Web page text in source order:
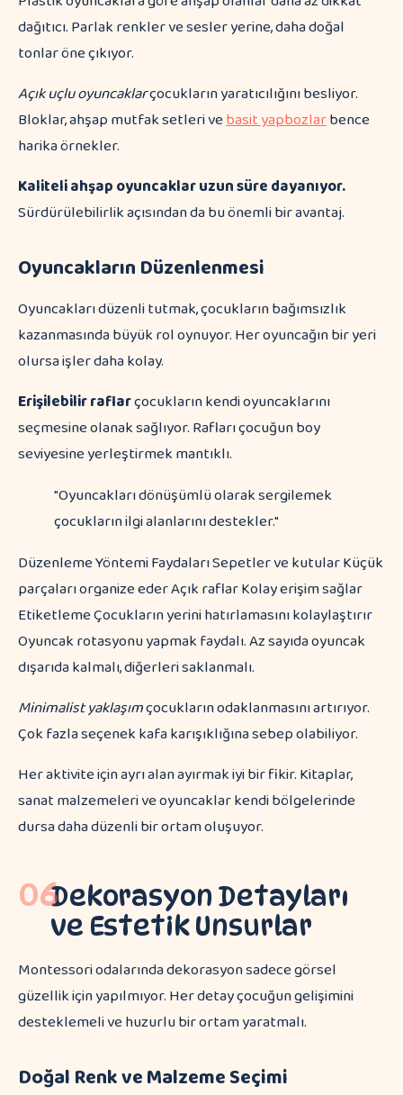
dağıtıcı. Parlak renkler ve sesler yerine, daha doğal
tonlar öne çıkıyor.
Açık uçlu oyuncaklarçocukların yaratıcılığını besliyor.
Bloklar, ahşap mutfak setleri vebasit yapbozlarbence
harika örnekler.
Kaliteli ahşap oyuncaklar uzun süre dayanıyor.
Sürdürülebilirlik açısından da bu önemli bir avantaj.
Oyuncakların Düzenlenmesi
Oyuncakları düzenli tutmak, çocukların bağımsızlık
kazanmasında büyük rol oynuyor. Her oyuncağın bir yeri
olursa işler daha kolay.
Erişilebilir raflarçocukların kendi oyuncaklarını
seçmesine olanak sağlıyor. Rafları çocuğun boy
seviyesine yerleştirmek mantıklı.
"Oyuncakları dönüşümlü olarak sergilemek
çocukların ilgi alanlarını destekler."
Düzenleme Yöntemi Faydaları Sepetler ve kutular Küçük
parçaları organize eder Açık raflar Kolay erişim sağlar
Etiketleme Çocukların yerini hatırlamasını kolaylaştırır
Oyuncak rotasyonu yapmak faydalı. Az sayıda oyuncak
dışarıda kalmalı, diğerleri saklanmalı.
Minimalist yaklaşımçocukların odaklanmasını artırıyor.
Çok fazla seçenek kafa karışıklığına sebep olabiliyor.
Her aktivite için ayrı alan ayırmak iyi bir fikir. Kitaplar,
sanat malzemeleri ve oyuncaklar kendi bölgelerinde
dursa daha düzenli bir ortam oluşuyor.
06Dekorasyon Detayları
ve Estetik Unsurlar
Montessori odalarında dekorasyon sadece görsel
güzellik için yapılmıyor. Her detay çocuğun gelişimini
desteklemeli ve huzurlu bir ortam yaratmalı.
Doğal Renk ve Malzeme Seçimi